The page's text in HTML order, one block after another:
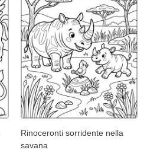
Rinoceronti sorridente nella
savana